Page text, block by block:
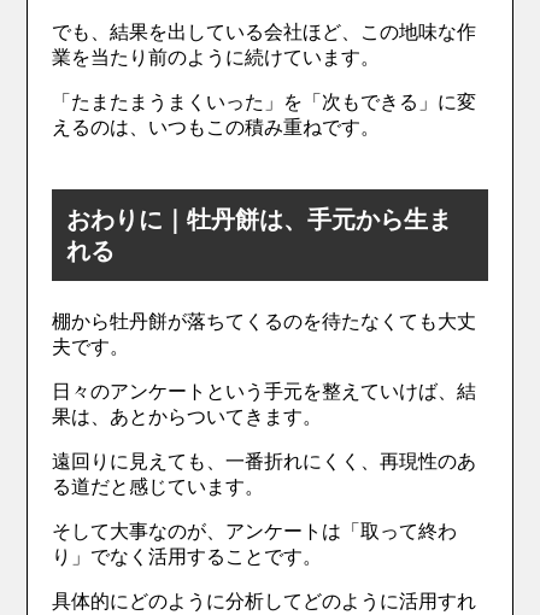
でも、結果を出している会社ほど、この地味な作
業を当たり前のように続けています。
「たまたまうまくいった」を「次もできる」に変
えるのは、いつもこの積み重ねです。
おわりに｜牡丹餅は、手元から生ま
れる
棚から牡丹餅が落ちてくるのを待たなくても大丈
夫です。
日々のアンケートという手元を整えていけば、結
果は、あとからついてきます。
遠回りに見えても、一番折れにくく、再現性のあ
る道だと感じています。
そして大事なのが、アンケートは「取って終わ
り」でなく活用することです。
具体的にどのように分析してどのように活用すれ